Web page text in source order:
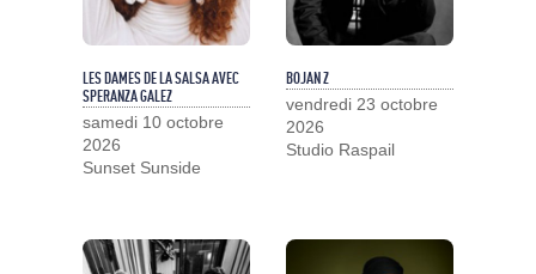
LES DAMES DE LA SALSA AVEC
SPERANZA GALEZ
samedi 10 octobre
2026
Sunset Sunside
BOJAN Z
vendredi 23 octobre
2026
Studio Raspail